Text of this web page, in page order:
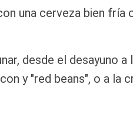
una cerveza bien fría
desde el desayuno a
y "red beans", o a la